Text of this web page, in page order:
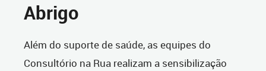
Abrigo
Além do suporte de saúde, as equipes do
Consultório na Rua realizam a sensibilização